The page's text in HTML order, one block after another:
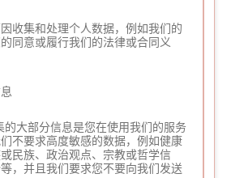
收集和处理个人数据，例如我们的
同意或履行我们的法律或合同义
大部分信息是您在使用我们的服务
不要求高度敏感的数据，例如健康
民族、政治观点、宗教或哲学信
，并且我们要求您不要向我们发送